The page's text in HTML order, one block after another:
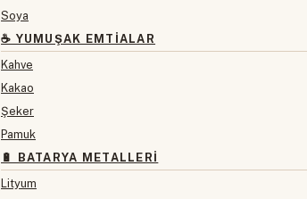
Soya
☕ YUMUŞAK EMTIALAR
Kahve
Kakao
Şeker
Pamuk
🔋 BATARYA METALLERI
Lityum